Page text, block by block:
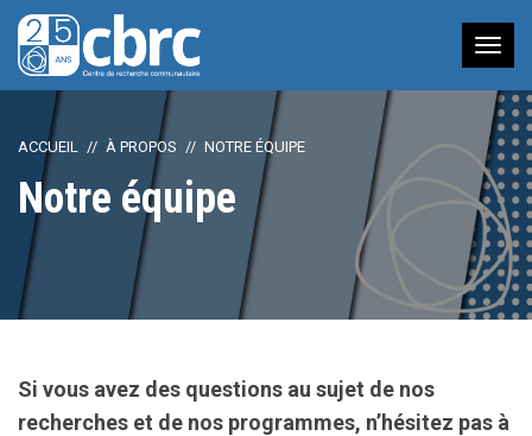
à
ACCUEIL À PROPOS NOTRE ÉQUIPE
Notre équipe
Si vous avez des questions au sujet de nos
recherches et de nos programmes, n’hésitez pas à